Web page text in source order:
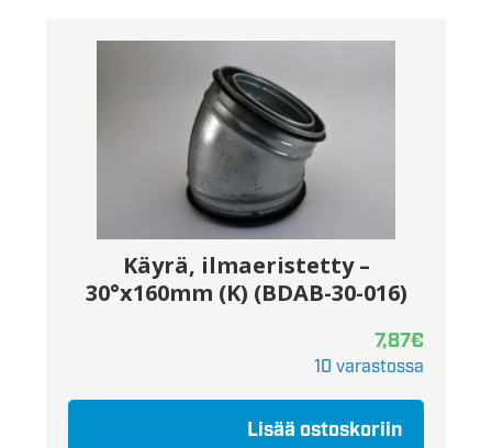
Käyrä, ilmaeristetty –
30°x160mm (K) (BDAB-30-016)
7,87€
10 varastossa
Lisää ostoskoriin